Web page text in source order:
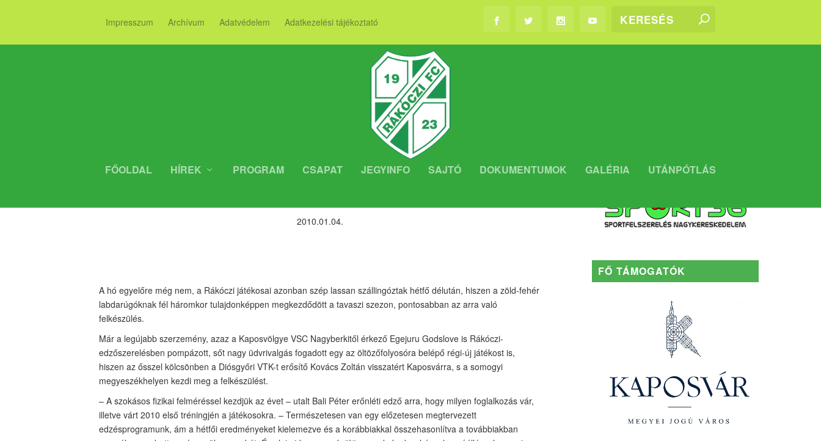
Impresszum Archívum Adatvédelem Adatkezelési tájékoztató
FŐOLDAL HÍREK PROGRAM CSAPAT JEGYINFO SAJTÓ DOKUMENTUMOK GALÉRIA UTÁNPÓTLÁS
2010.01.04.
A hó egyelőre még nem, a Rákóczi játékosai azonban szép lassan szállingóztak hétfő délután, hiszen a zöld-fehér
labdarúgóknak fél háromkor tulajdonképpen megkezdődött a tavaszi szezon, pontosabban az arra való
felkészülés.
Már a legújabb szerzemény, azaz a Kaposvölgye VSC Nagyberkitől érkező Egejuru Godslove is Rákóczi-
edzőszerelésben pompázott, sőt nagy üdvrivalgás fogadott egy az öltözőfolyosóra belépő régi-új játékost is,
hiszen az ősszel kölcsönben a Diósgyőri VTK-t erősítő Kovács Zoltán visszatért Kaposvárra, s a somogyi
megyeszékhelyen kezdi meg a felkészülést.
– A szokásos fizikai felméréssel kezdjük az évet – utalt Bali Péter erőnléti edző arra, hogy milyen foglalkozás vár,
illetve várt 2010 első tréningjén a játékosokra. – Természetesen van egy előzetesen megtervezett
edzésprogramunk, ám a hétfői eredményeket kielemezve és a korábbiakkal összehasonlítva a továbbiakban
FŐ TÁMOGATÓK